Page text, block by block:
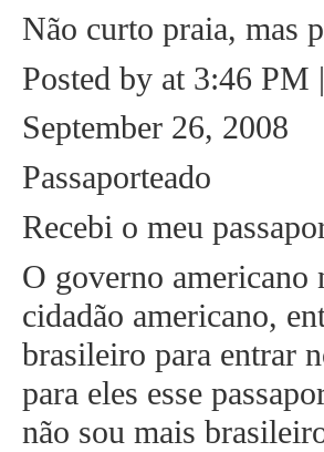
Não curto praia, mas
Posted by at 3:46 PM |
September 26, 2008
Passaporteado
Recebi o meu
O governo americano
cidadão americano,
brasileiro para entrar
para eles esse
não sou mais